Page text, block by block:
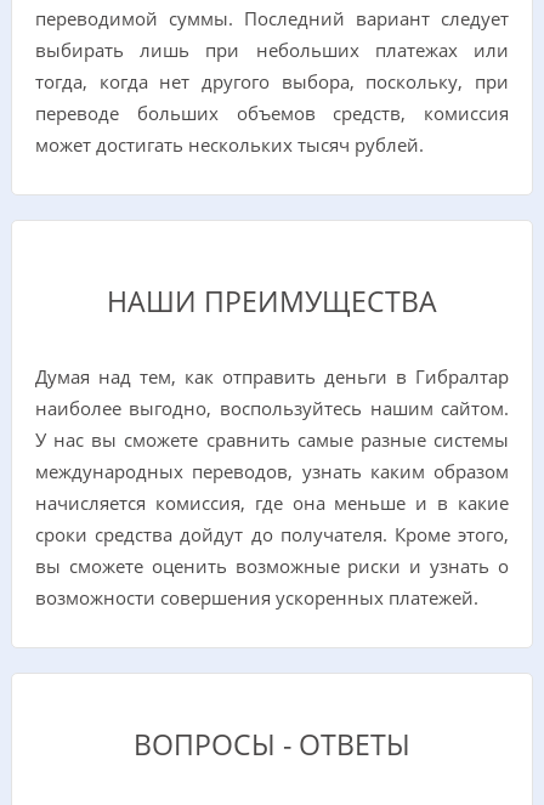
переводимой суммы. Последний вариант следует
выбирать лишь при небольших платежах или
тогда, когда нет другого выбора, поскольку, при
переводе больших объемов средств, комиссия
может достигать нескольких тысяч рублей.
НАШИ ПРЕИМУЩЕСТВА
Думая над тем, как отправить деньги в Гибралтар
наиболее выгодно, воспользуйтесь нашим сайтом.
У нас вы сможете сравнить самые разные системы
международных переводов, узнать каким образом
начисляется комиссия, где она меньше и в какие
сроки средства дойдут до получателя. Кроме этого,
вы сможете оценить возможные риски и узнать о
возможности совершения ускоренных платежей.
ВОПРОСЫ - ОТВЕТЫ